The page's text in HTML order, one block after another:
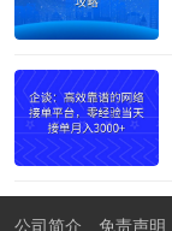
公司简介 免责声明